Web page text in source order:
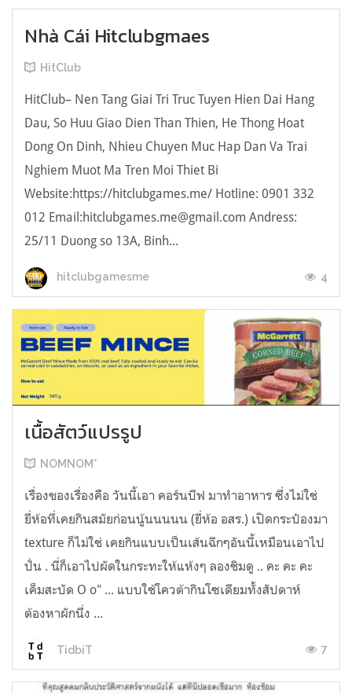
Nhà Cái Hitclubgmaes
HitClub
HitClub– Nen Tang Giai Tri Truc Tuyen Hien Dai Hang
Dau, So Huu Giao Dien Than Thien, He Thong Hoat
Dong On Dinh, Nhieu Chuyen Muc Hap Dan Va Trai
Nghiem Muot Ma Tren Moi Thiet Bi
Website:https://hitclubgames.me/ Hotline: 0901 332
012 Email:hitclubgames.me@gmail.com Andress:
25/11 Duong so 13A, Binh...
hitclubgamesme 4
เนื้อสัตว์แปรรูป
NOMNOM*
เรื่องของเรื่องคือ วันนี้เอา คอร์นบีฟ มาทำอาหาร ซึ่งไม่ใช่
ยี่ห้อที่เคยกินสมัยก่อนนู้นนนนน (ยี่ห้อ อสร.) เปิดกระป๋องมา
texture ก็ไม่ใช่ เคยกินแบบเป็นเส้นฉีกๆอันนี้เหมือนเอาไป
ปั่น . นี่ก็เอาไปผัดในกระทะให้แห้งๆ ลองชิมดู .. คะ คะ คะ
เค็มสะบัด O o" ... แบบใช้โควต้ากินโซเดียมทั้งสัปดาห์
ต้องหาผักนึ่ง ...
TidbiT 7